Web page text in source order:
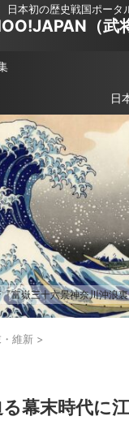
日本初の歴史戦国ポータ
（武
日
富嶽三十六景神奈川沖浪
維新 >
幕末時代に